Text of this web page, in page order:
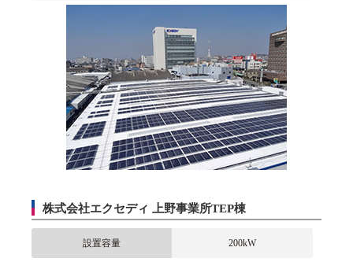
株式会社エクセディ 上野事業所TEP棟
設置容量 200kW